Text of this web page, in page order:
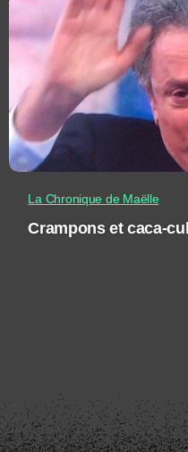
La Chronique de Maëlle
Crampons et caca-